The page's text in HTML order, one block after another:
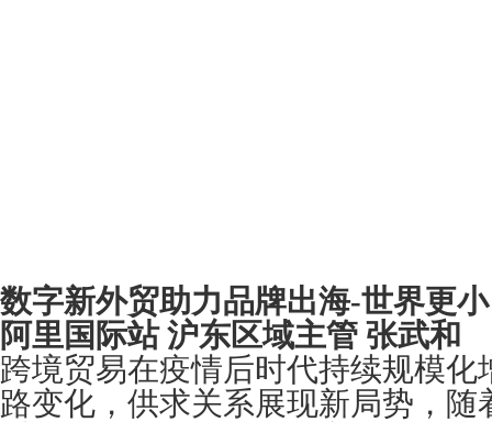
数字新外贸助力品牌出海-世界更
阿里国际站 沪东区域主管 张武和
跨境贸易在疫情后时代持续规模
路变化，供求关系展现新局势，